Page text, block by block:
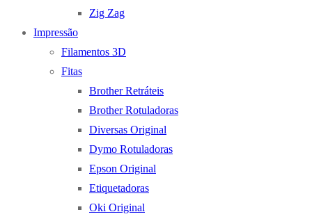
Zig Zag
Impressão
Filamentos 3D
Fitas
Brother Retráteis
Brother Rotuladoras
Diversas Original
Dymo Rotuladoras
Epson Original
Etiquetadoras
Oki Original